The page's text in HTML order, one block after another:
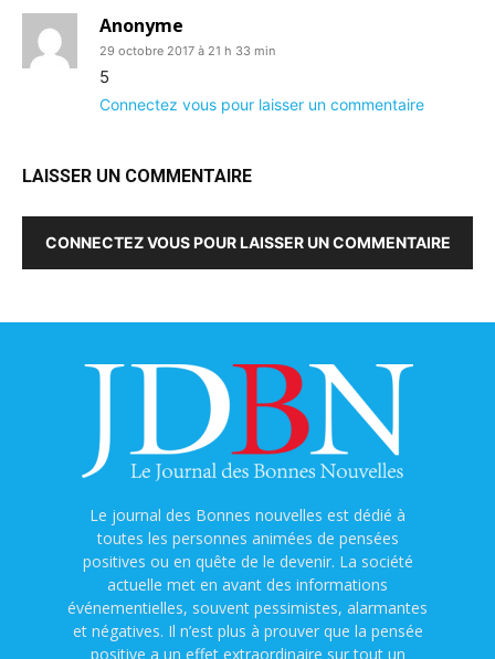
Anonyme
29 octobre 2017 à 21 h 33 min
5
Connectez vous pour laisser un commentaire
LAISSER UN COMMENTAIRE
CONNECTEZ VOUS POUR LAISSER UN COMMENTAIRE
Le journal des Bonnes nouvelles est dédié à
toutes les personnes animées de pensées
positives ou en quête de le devenir. La société
actuelle met en avant des informations
événementielles, souvent pessimistes, alarmantes
et négatives. Il n’est plus à prouver que la pensée
positive a un effet extraordinaire sur tout un